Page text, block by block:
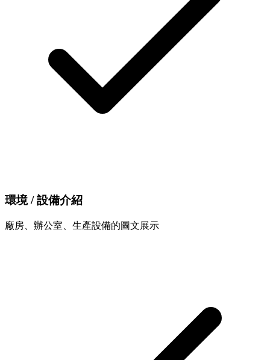
環境 / 設備介紹
廠房、辦公室、生產設備的圖文展示